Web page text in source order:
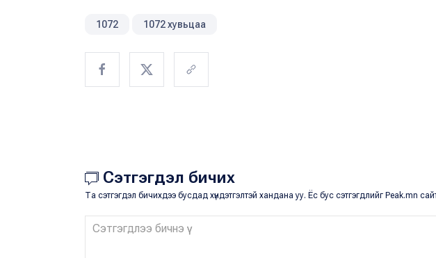
1072 1072 хувьцаа
Сэтгэгдэл бичих
Та сэтгэгдэл бичихдээ бусдад хүндэтгэлтэй хандана уу. Ёс бус сэтгэгдлийг Peak.mn